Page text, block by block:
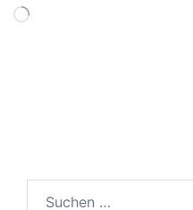
Wird